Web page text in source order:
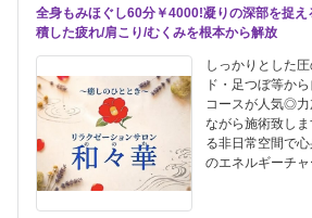
全身もみほぐし60分￥4000!凝りの深部を捉
積した疲れ/肩こり/むくみを根本から解放
しっかりとした
ド・足つぼ等か
コースが人気◎力
ながら施術致し
る非日常空間で
のエネルギーチャ